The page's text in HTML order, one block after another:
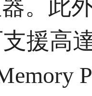
。此
援高